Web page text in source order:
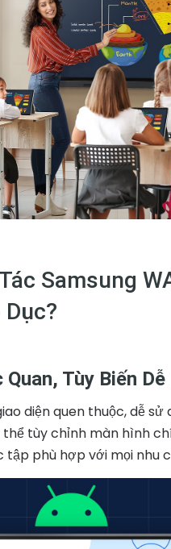
Samsung
Tùy Biến Dễ
diện quen thuộc, dễ
tùy chỉnh màn hình
phù hợp với mọi nhu